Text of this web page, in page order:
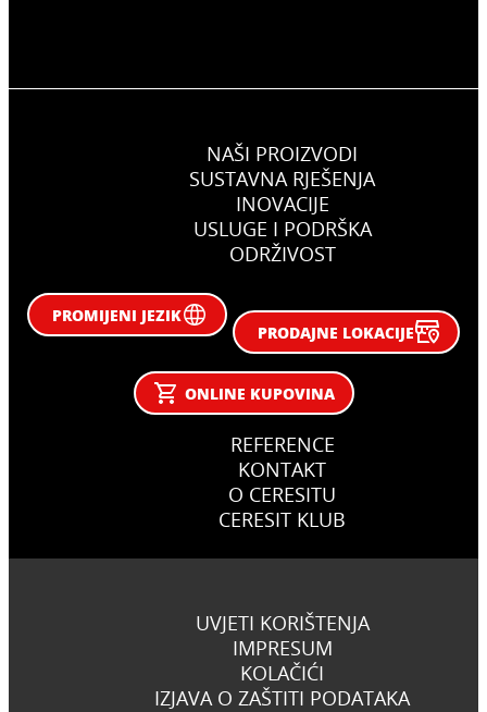
NAŠI PROIZVODI
SUSTAVNA RJEŠENJA
INOVACIJE
USLUGE I PODRŠKA
ODRŽIVOST
PROMIJENI JEZIK
PRODAJNE LOKACIJE
ONLINE KUPOVINA
REFERENCE
KONTAKT
O CERESITU
CERESIT KLUB
UVJETI KORIŠTENJA
IMPRESUM
KOLAČIĆI
IZJAVA O ZAŠTITI PODATAKA